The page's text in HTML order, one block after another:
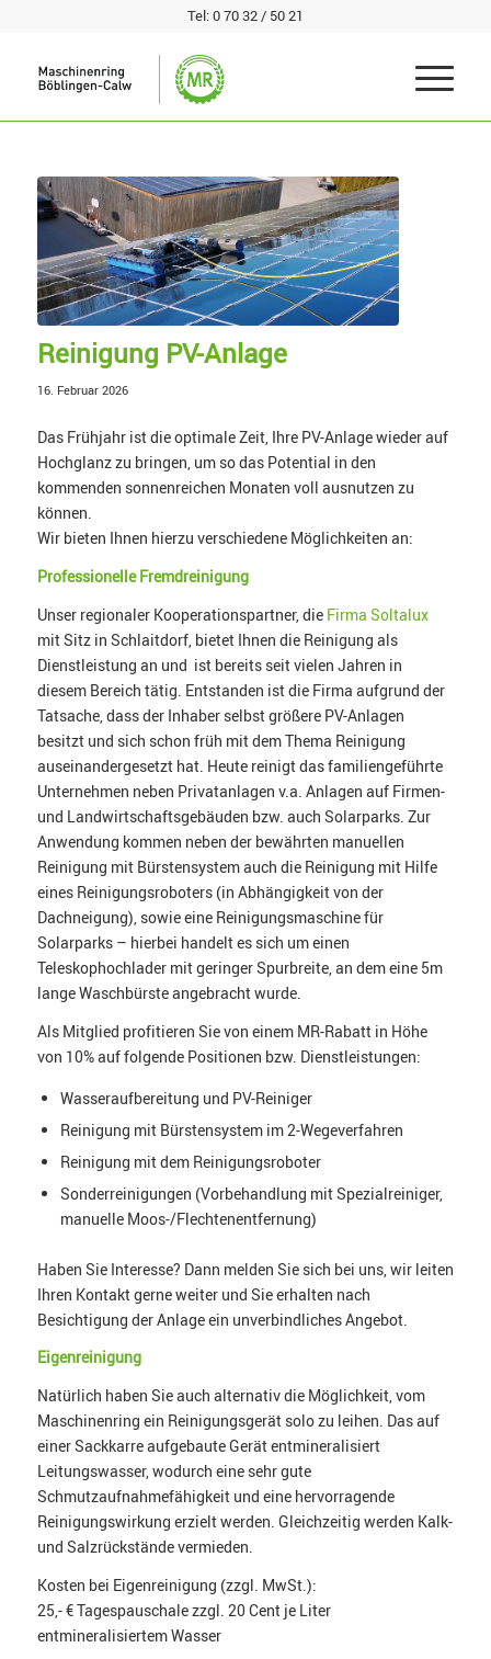
Tel:0 70 32 / 50 21
Reinigung PV-Anlage
16. Februar 2026
Das Frühjahr ist die optimale Zeit, Ihre PV-Anlage wieder auf
Hochglanz zu bringen, um so das Potential in den
kommenden sonnenreichen Monaten voll ausnutzen zu
können.
Wir bieten Ihnen hierzu verschiedene Möglichkeiten an:
Professionelle Fremdreinigung
Unser regionaler Kooperationspartner, die Firma Soltalux
mit Sitz in Schlaitdorf, bietet Ihnen die Reinigung als
Dienstleistung an und ist bereits seit vielen Jahren in
diesem Bereich tätig. Entstanden ist die Firma aufgrund der
Tatsache, dass der Inhaber selbst größere PV-Anlagen
besitzt und sich schon früh mit dem Thema Reinigung
auseinandergesetzt hat. Heute reinigt das familiengeführte
Unternehmen neben Privatanlagen v.a. Anlagen auf Firmen-
und Landwirtschaftsgebäuden bzw. auch Solarparks. Zur
Anwendung kommen neben der bewährten manuellen
Reinigung mit Bürstensystem auch die Reinigung mit Hilfe
eines Reinigungsroboters (in Abhängigkeit von der
Dachneigung), sowie eine Reinigungsmaschine für
Solarparks – hierbei handelt es sich um einen
Teleskophochlader mit geringer Spurbreite, an dem eine 5m
lange Waschbürste angebracht wurde.
Als Mitglied profitieren Sie von einem MR-Rabatt in Höhe
von 10% auf folgende Positionen bzw. Dienstleistungen:
Wasseraufbereitung und PV-Reiniger
Reinigung mit Bürstensystem im 2-Wegeverfahren
Reinigung mit dem Reinigungsroboter
Sonderreinigungen (Vorbehandlung mit Spezialreiniger,
manuelle Moos-/Flechtenentfernung)
Haben Sie Interesse? Dann melden Sie sich bei uns, wir leiten
Ihren Kontakt gerne weiter und Sie erhalten nach
Besichtigung der Anlage ein unverbindliches Angebot.
Eigenreinigung
Natürlich haben Sie auch alternativ die Möglichkeit, vom
Maschinenring ein Reinigungsgerät solo zu leihen. Das auf
einer Sackkarre aufgebaute Gerät entmineralisiert
Leitungswasser, wodurch eine sehr gute
Schmutzaufnahmefähigkeit und eine hervorragende
Reinigungswirkung erzielt werden. Gleichzeitig werden Kalk-
und Salzrückstände vermieden.
Kosten bei Eigenreinigung (zzgl. MwSt.):
25,- € Tagespauschale zzgl. 20 Cent je Liter
entmineralisiertem Wasser